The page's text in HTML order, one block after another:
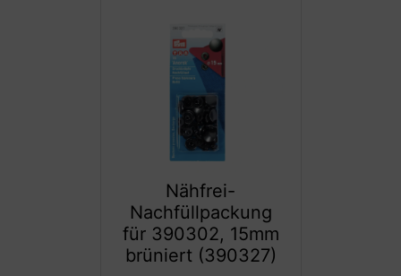
Nähfrei-
Nachfüllpackung
für 390302, 15mm
brüniert (390327)